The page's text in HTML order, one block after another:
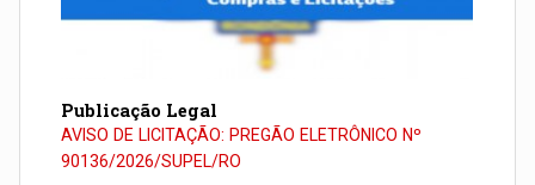
Publicação Legal
AVISO DE LICITAÇÃO: PREGÃO ELETRÔNICO Nº
90136/2026/SUPEL/RO